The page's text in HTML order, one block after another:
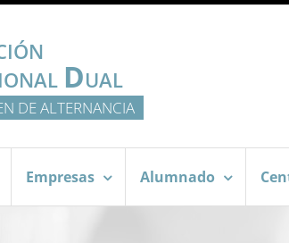
DUAL
DE ALTERNANCIA
Empresas Alumnado